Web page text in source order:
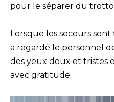
pour le séparer du
Lorsque les secours
a regardé le personnel
des yeux doux et tristes
avec gratitude.